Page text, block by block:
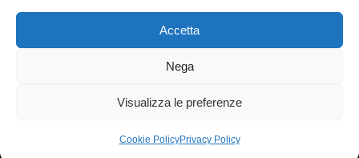
Accetta
Nega
Visualizza le preferenze
Cookie PolicyPrivacy Policy